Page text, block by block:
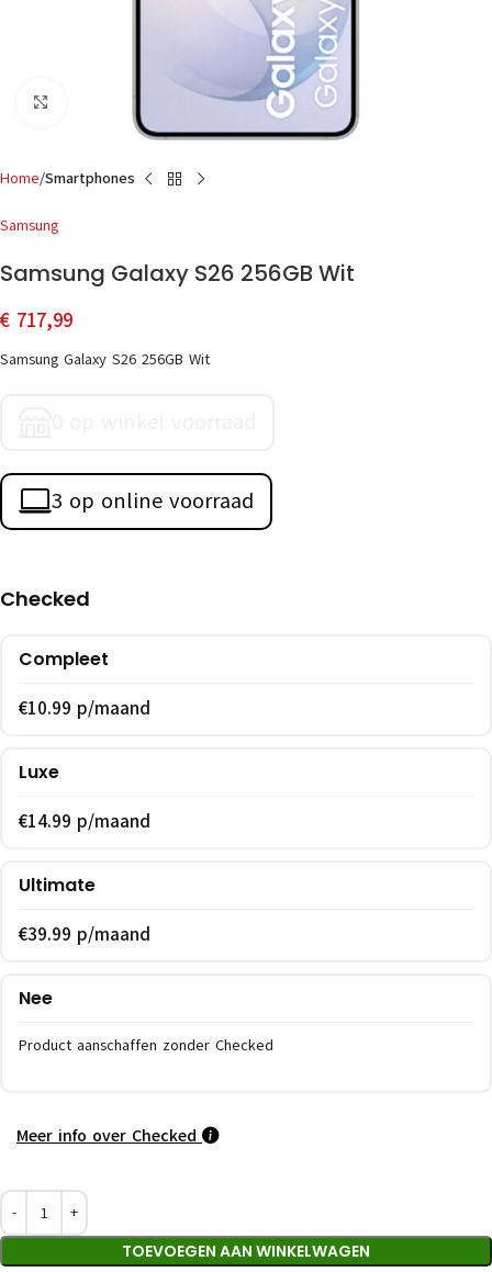
Home Smartphones
Samsung
Samsung Galaxy S26 256GB Wit
€ 717,99
Samsung Galaxy S26 256GB Wit
3 op online voorraad
Checked
Compleet
€10.99 p/maand
Luxe
€14.99 p/maand
Ultimate
€39.99 p/maand
Nee
Product aanschaffen zonder Checked
Meer info over Checked
TOEVOEGEN AAN WINKELWAGEN